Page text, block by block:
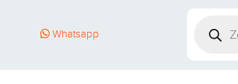
Whatsapp